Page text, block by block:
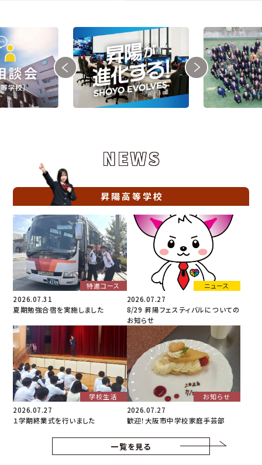
NEWS
昇陽高等学校
特進コース
2026.07.31
夏期勉強合宿を実施しました
ニュース
2026.07.27
8/29 昇陽フェスティバルについての
お知らせ
学校生活
2026.07.27
１学期終業式を行いました
お知らせ
2026.07.27
歓迎！大阪市中学校家庭手芸部
一覧を見る